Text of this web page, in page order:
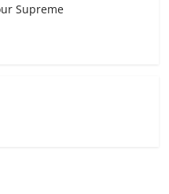
Supreme